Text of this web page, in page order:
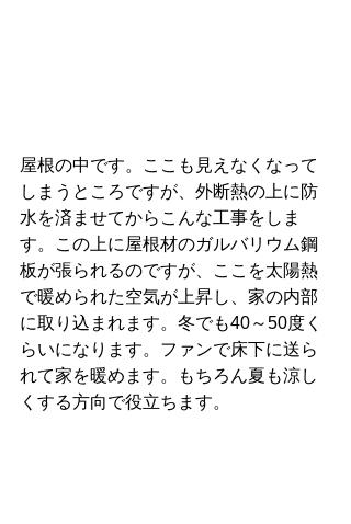
屋根の中です。ここも見えなくなって
しまうところですが、外断熱の上に防
水を済ませてからこんな工事をしま
す。この上に屋根材のガルバリウム鋼
板が張られるのですが、ここを太陽熱
で暖められた空気が上昇し、家の内部
に取り込まれます。冬でも40～50度く
らいになります。ファンで床下に送ら
れて家を暖めます。もちろん夏も涼し
くする方向で役立ちます。